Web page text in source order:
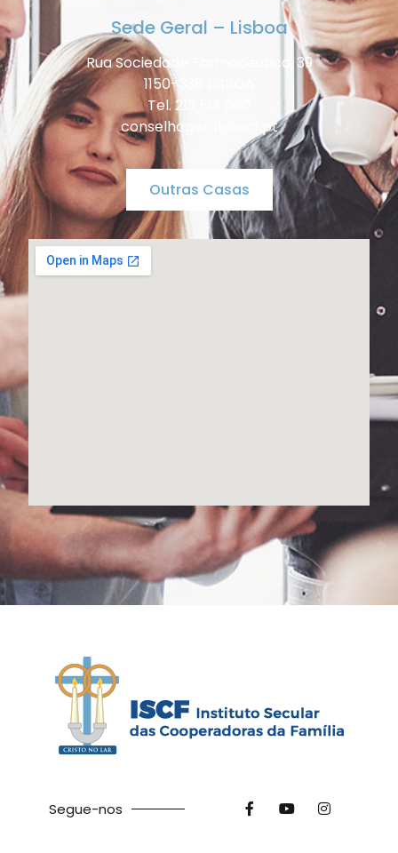
Sede Geral – Lisboa
Rua Sociedade Farmacêutica, 39
1150-338 LISBOA
Tel. 213 513 060
conselhogeral@iscf.pt
Outras Casas
Segue-nos